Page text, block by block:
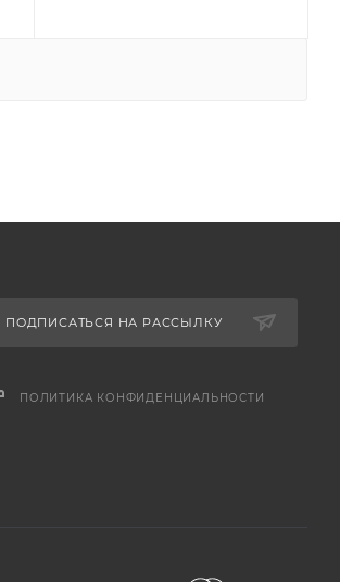
ПОДПИСАТЬСЯ НА РАССЫЛКУ
ПОЛИТИКА КОНФИДЕНЦИАЛЬНОСТИ